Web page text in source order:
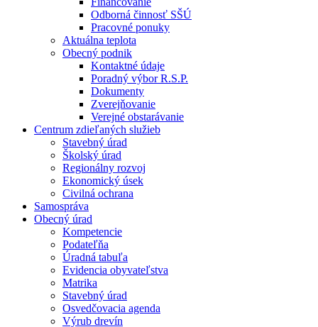
Odborná činnosť SŠÚ
Pracovné ponuky
Aktuálna teplota
Obecný podnik
Kontaktné údaje
Poradný výbor R.S.P.
Dokumenty
Zverejňovanie
Verejné obstarávanie
Centrum zdieľaných služieb
Stavebný úrad
Školský úrad
Regionálny rozvoj
Ekonomický úsek
Civilná ochrana
Samospráva
Obecný úrad
Kompetencie
Podateľňa
Úradná tabuľa
Evidencia obyvateľstva
Matrika
Stavebný úrad
Osvedčovacia agenda
Výrub drevín